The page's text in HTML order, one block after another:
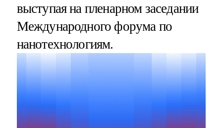
выступая на пленарном заседании
Международного форума по
нанотехнологиям.